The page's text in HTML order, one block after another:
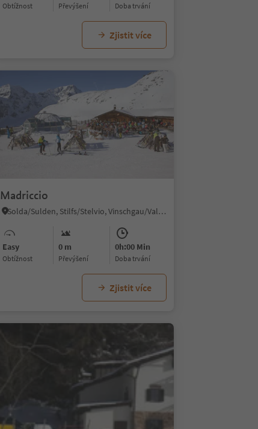
Obtížnost Převýšení doba trvání
Zjistit více
Madriccio
Solda/Sulden, Stilfs/Stelvio, Vinschgau/Val Venosta
Easy
Obtížnost
0 m
Převýšení
0h:00 Min
doba trvání
Zjistit více